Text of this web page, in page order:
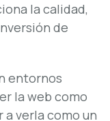
la calidad,
de
entornos
la web como
verla como un